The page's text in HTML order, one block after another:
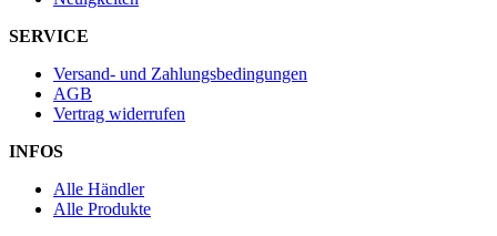
SERVICE
Versand- und Zahlungsbedingungen
AGB
Vertrag widerrufen
INFOS
Alle Händler
Alle Produkte